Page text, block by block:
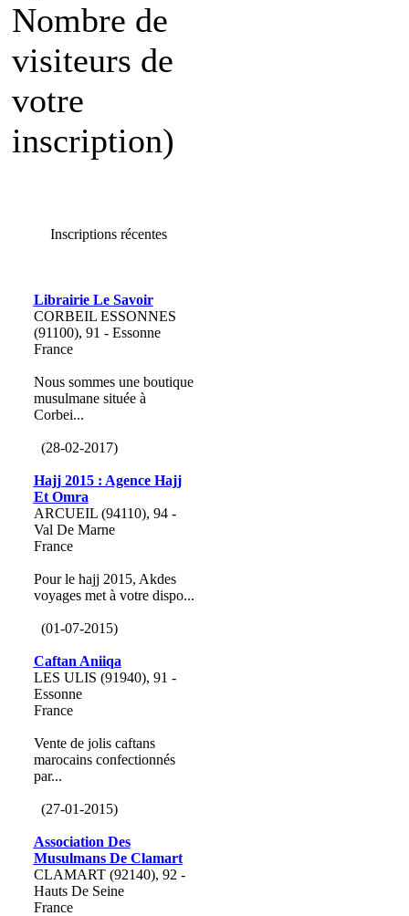
Nombre de
visiteurs de
votre
inscription)
Inscriptions récentes
Librairie Le Savoir
CORBEIL ESSONNES
(91100), 91 - Essonne
France
Nous sommes une boutique
musulmane située à
Corbei...
(28-02-2017)
Hajj 2015 : Agence Hajj
Et Omra
ARCUEIL (94110), 94 -
Val De Marne
France
Pour le hajj 2015, Akdes
voyages met à votre dispo...
(01-07-2015)
Caftan Aniiqa
LES ULIS (91940), 91 -
Essonne
France
Vente de jolis caftans
marocains confectionnés
par...
(27-01-2015)
Association Des
Musulmans De Clamart
CLAMART (92140), 92 -
Hauts De Seine
France